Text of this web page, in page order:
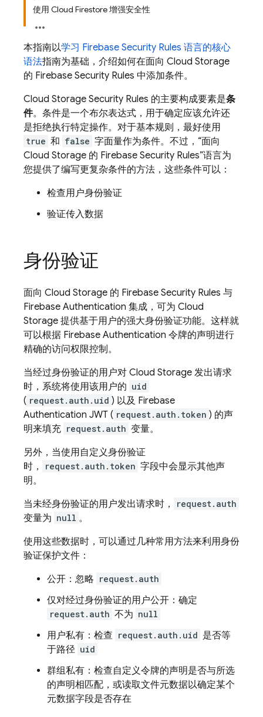
使用 Cloud Firestore 增强安全性
本指南以学习 Firebase Security Rules 语言的核心
语法指南为基础，介绍如何在面向 Cloud Storage
的 Firebase Security Rules 中添加条件。
Cloud Storage Security Rules 的主要构成要素是条
件。条件是一个布尔表达式，用于确定应该允许还
是拒绝执行特定操作。对于基本规则，最好使用
true 和 false 字面量作为条件。不过，“面向
Cloud Storage 的 Firebase Security Rules”语言为
您提供了编写更复杂条件的方法，这些条件可以：
检查用户身份验证
验证传入数据
身份验证
面向 Cloud Storage 的 Firebase Security Rules 与
Firebase Authentication 集成，可为 Cloud
Storage 提供基于用户的强大身份验证功能。这样就
可以根据 Firebase Authentication 令牌的声明进行
精确的访问权限控制。
当经过身份验证的用户对 Cloud Storage 发出请求
时，系统将使用该用户的 uid
( request.auth.uid ) 以及 Firebase
Authentication JWT ( request.auth.token ) 的声
明来填充 request.auth 变量。
另外，当使用自定义身份验证
时，
request.auth.token 字段中会显示其他声
明。
当未经身份验证的用户发出请求时，
request.auth
变量为 null 。
使用这些数据时，可以通过几种常用方法来利用身份
验证保护文件：
公开：忽略 request.auth
仅对经过身份验证的用户公开：确定
request.auth 不为 null
用户私有：检查 request.auth.uid 是否等
于路径 uid
群组私有：检查自定义令牌的声明是否与所选
的声明相匹配，或读取文件元数据以确定某个
元数据字段是否存在